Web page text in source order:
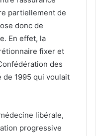
partiellement de
donc de
En effet, la
fixer et
des
de 1995 qui voulait
libérale,
progressive